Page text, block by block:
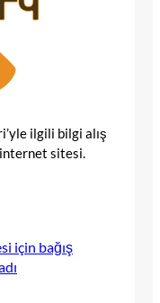
ilgili bilgi alış
sitesi.
için bağış